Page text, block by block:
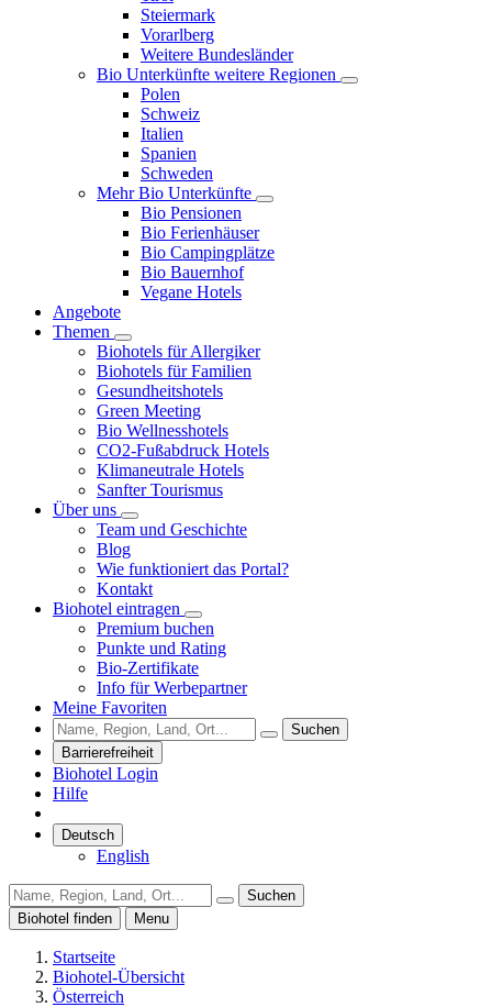
Steiermark
Vorarlberg
Weitere Bundesländer
Bio Unterkünfte weitere Regionen
Polen
Schweiz
Italien
Spanien
Schweden
Mehr Bio Unterkünfte
Bio Pensionen
Bio Ferienhäuser
Bio Campingplätze
Bio Bauernhof
Vegane Hotels
Angebote
Themen
Biohotels für Allergiker
Biohotels für Familien
Gesundheitshotels
Green Meeting
Bio Wellnesshotels
CO2-Fußabdruck Hotels
Klimaneutrale Hotels
Sanfter Tourismus
Über uns
Team und Geschichte
Blog
Wie funktioniert das Portal?
Kontakt
Biohotel eintragen
Premium buchen
Punkte und Rating
Bio-Zertifikate
Info für Werbepartner
Meine Favoriten
Suchen
Barrierefreiheit
Biohotel Login
Hilfe
Deutsch
English
Suchen
Biohotel finden
Menu
Startseite
Biohotel-Übersicht
Österreich